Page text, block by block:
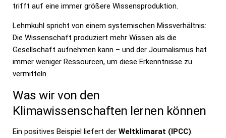
trifft auf eine immer größere Wissensproduktion.
Lehmkuhl spricht von einem systemischen Missverhältnis:
Die Wissenschaft produziert mehr Wissen als die
Gesellschaft aufnehmen kann – und der Journalismus hat
immer weniger Ressourcen, um diese Erkenntnisse zu
vermitteln.
Was wir von den
Klimawissenschaften lernen können
Ein positives Beispiel liefert der Weltklimarat (IPCC).